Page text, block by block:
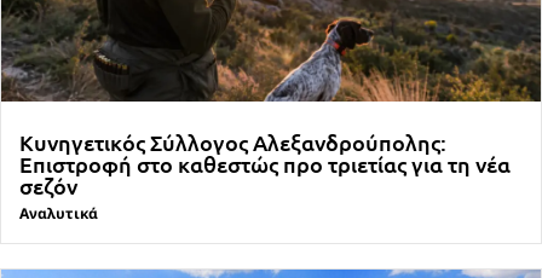
Κυνηγετικός Σύλλογος Αλεξανδρούπολης:
Επιστροφή στο καθεστώς προ τριετίας για τη νέα
σεζόν
Αναλυτικά